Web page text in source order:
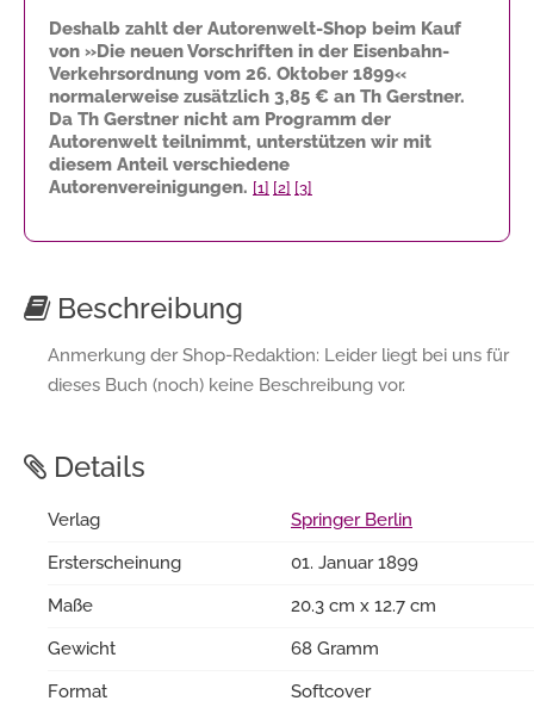
Deshalb zahlt der Autorenwelt-Shop beim Kauf
von »Die neuen Vorschriften in der Eisenbahn-
Verkehrsordnung vom 26. Oktober 1899«
normalerweise zusätzlich 3,85 € an Th Gerstner.
Da Th Gerstner nicht am Programm der
Autorenwelt teilnimmt, unterstützen wir mit
diesem Anteil verschiedene
Autorenvereinigungen. [1] [2] [3]
Beschreibung
Anmerkung der Shop-Redaktion: Leider liegt bei uns für
dieses Buch (noch) keine Beschreibung vor.
Details
Verlag
Springer Berlin
Ersterscheinung
01. Januar 1899
Maße
20.3 cm x 12.7 cm
Gewicht
68 Gramm
Format
Softcover